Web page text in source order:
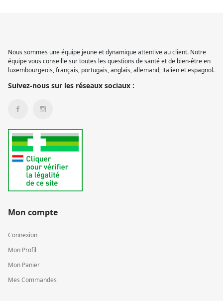
Nous sommes une équipe jeune et dynamique attentive au client. Notre
équipe vous conseille sur toutes les questions de santé et de bien-être en
luxembourgeois, français, portugais, anglais, allemand, italien et espagnol.
Suivez-nous sur les réseaux sociaux :
Mon compte
Connexion
Mon Profil
Mon Panier
Mes Commandes